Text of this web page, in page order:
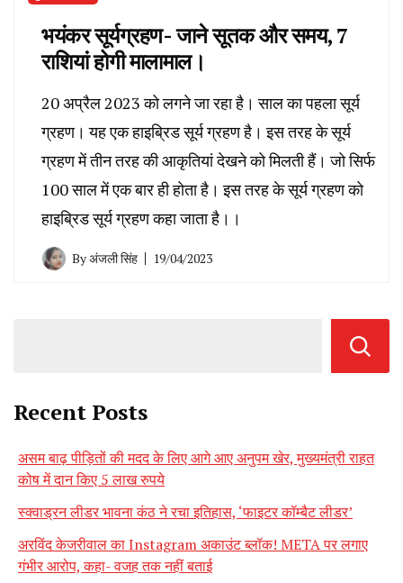
भयंकर सूर्यग्रहण- जाने सूतक और समय, 7
राशियां होगी मालामाल।
20 अप्रैल 2023 को लगने जा रहा है। साल का पहला सूर्य
ग्रहण। यह एक हाइब्रिड सूर्य ग्रहण है। इस तरह के सूर्य
ग्रहण में तीन तरह की आकृतियां देखने को मिलती हैं। जो सिर्फ
100 साल में एक बार ही होता है। इस तरह के सूर्य ग्रहण को
हाइब्रिड सूर्य ग्रहण कहा जाता है।।
Byअंजली सिंह 19/04/2023
Recent Posts
असम बाढ़ पीड़ितों की मदद के लिए आगे आए अनुपम खेर, मुख्यमंत्री राहत
कोष में दान किए 5 लाख रुपये
स्क्वाड्रन लीडर भावना कंठ ने रचा इतिहास, ‘फाइटर कॉम्बैट लीडर’
अरविंद केजरीवाल का Instagram अकाउंट ब्लॉक! META पर लगाए
गंभीर आरोप, कहा- वजह तक नहीं बताई